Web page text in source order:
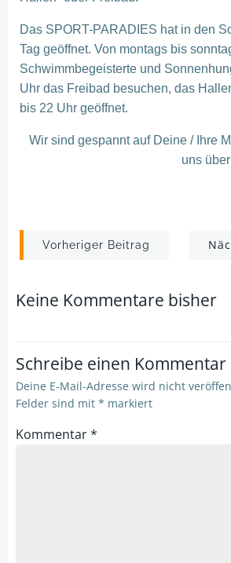
Das SPORT-PARADIES hat in den
Tag geöffnet. Von montags bis
Schwimmbegeisterte und
Uhr das Freibad besuchen, das
bis 22 Uhr geöffnet.
Wir sind gespannt auf Deine / Ihre
uns
Post
navigation
Vorheriger Beitrag
Keine Kommentare bisher
Schreibe einen Kommentar
Deine E-Mail-Adresse wird nicht
Felder sind mit * markiert
Kommentar*